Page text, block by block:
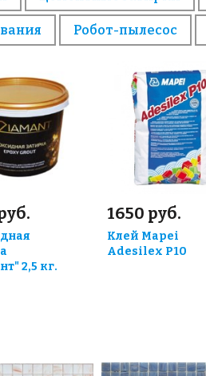
Робот-пылесос
2,5 кг.
1650 руб.
Клей Mapei
Adesilex P10